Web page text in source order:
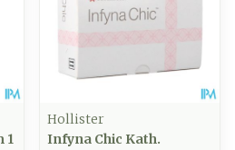
1
Hollister
Infyna Chic Kath.